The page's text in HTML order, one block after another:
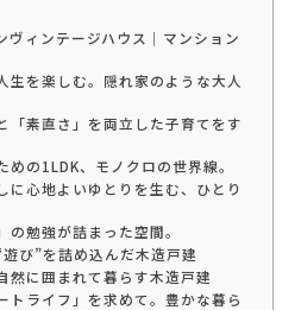
ヴィンテージハウス｜マンション
生を楽しむ。隠れ家のような大人
「素直さ」を両立した子育てをす
めの1LDK、モノクロの世界線。
に心地よいゆとりを生む、ひとり
の勉強が詰まった空間。
遊び”を詰め込んだ木造戸建
然に囲まれて暮らす木造戸建
トライフ」を求めて。豊かな暮ら